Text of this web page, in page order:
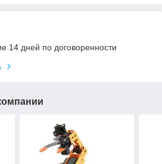
14 дней по договоренности